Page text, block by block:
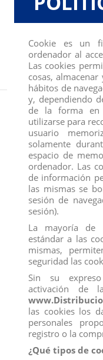
JUGUETES, SOBRES Y
ARMAS TORGUGAS NINJA 16 UNID
Cookie es un
ordenador al
Las cookies
cosas,
hábitos de
y, dependiendo
de la forma en
utilizarse para
usuario
solamente
espacio de
ordenador. Las
de información
las mismas se
sesión de
sesión).
La mayoría de
estándar a las
mismas,
seguridad las
Sin su
activación de
las cookies los
personales
registro o la
¿Qué tipos de